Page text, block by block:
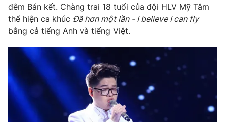
đêm Bán kết. Chàng trai 18 tuổi của đội HLV Mỹ Tâm
thể hiện ca khúc Đã hơn một lần - I believe I can fly
bằng cả tiếng Anh và tiếng Việt.